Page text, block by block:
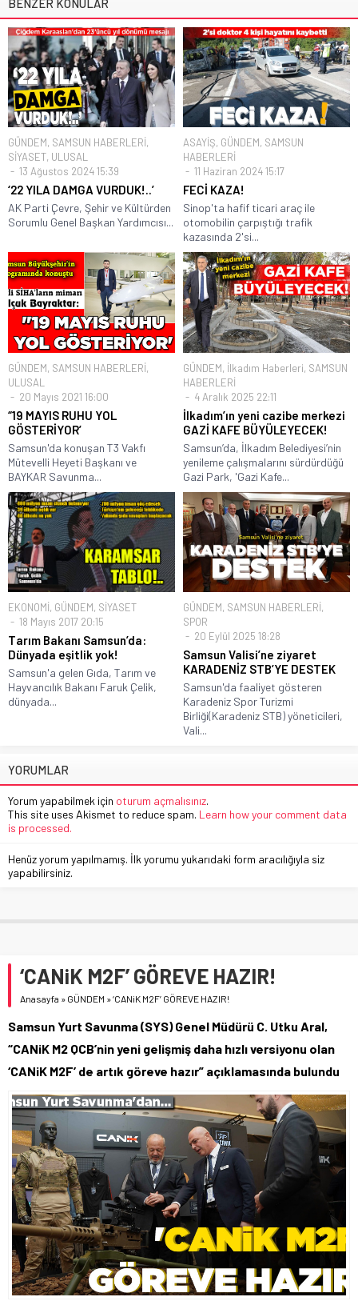
BENZER KONULAR
GÜNDEM, SAMSUN HABERLERİ,
SİYASET, ULUSAL
13 Ağustos 2024 15:39
‘22 YILA DAMGA VURDUK!..’
AK Parti Çevre, Şehir ve Kültürden
Sorumlu Genel Başkan Yardımcısı...
ASAYİŞ, GÜNDEM, SAMSUN
HABERLERİ
11 Haziran 2024 15:17
FECİ KAZA!
Sinop'ta hafif ticari araç ile
otomobilin çarpıştığı trafik
kazasında 2'si...
GÜNDEM, SAMSUN HABERLERİ,
ULUSAL
20 Mayıs 2021 16:00
“19 MAYIS RUHU YOL
GÖSTERİYOR’
Samsun'da konuşan T3 Vakfı
Mütevelli Heyeti Başkanı ve
BAYKAR Savunma...
GÜNDEM, İlkadım Haberleri, SAMSUN
HABERLERİ
4 Aralık 2025 22:11
İlkadım’ın yeni cazibe merkezi
GAZİ KAFE BÜYÜLEYECEK!
Samsun’da, İlkadım Belediyesi’nin
yenileme çalışmalarını sürdürdüğü
Gazi Park, 'Gazi Kafe...
EKONOMİ, GÜNDEM, SİYASET
18 Mayıs 2017 20:15
Tarım Bakanı Samsun’da:
Dünyada eşitlik yok!
Samsun'a gelen Gıda, Tarım ve
Hayvancılık Bakanı Faruk Çelik,
dünyada...
GÜNDEM, SAMSUN HABERLERİ,
SPOR
20 Eylül 2025 18:28
Samsun Valisi’ne ziyaret
KARADENİZ STB’YE DESTEK
Samsun'da faaliyet gösteren
Karadeniz Spor Turizmi
Birliği(Karadeniz STB) yöneticileri,
Vali...
YORUMLAR
Yorum yapabilmek için oturum açmalısınız.
This site uses Akismet to reduce spam. Learn how your comment data
is processed.
Henüz yorum yapılmamış. İlk yorumu yukarıdaki form aracılığıyla siz
yapabilirsiniz.
‘CANiK M2F’ GÖREVE HAZIR!
Anasayfa » GÜNDEM »‘CANiK M2F’ GÖREVE HAZIR!
Samsun Yurt Savunma (SYS) Genel Müdürü C. Utku Aral,
“CANiK M2 QCB’nin yeni gelişmiş daha hızlı versiyonu olan
‘CANiK M2F’ de artık göreve hazır” açıklamasında bulundu